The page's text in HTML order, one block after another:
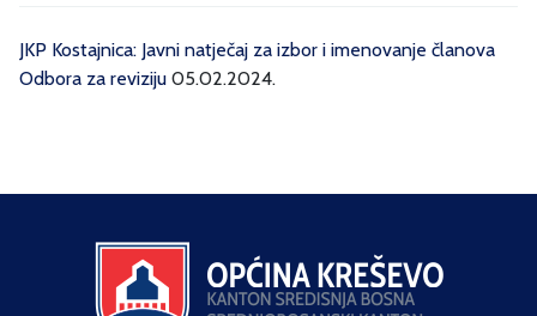
JKP Kostajnica: Javni natječaj za izbor i imenovanje članova
Odbora za reviziju 05.02.2024.